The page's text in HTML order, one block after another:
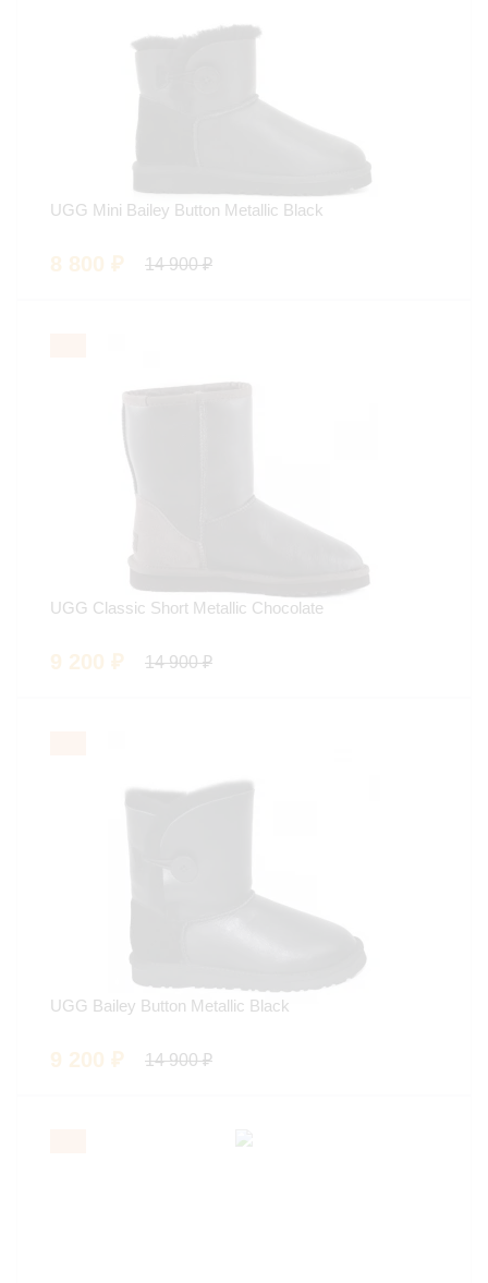
UGG Mini Bailey Button Metallic Black
8 800 ₽ 14 900₽
UGG Classic Short Metallic Chocolate
9 200 ₽ 14 900₽
UGG Bailey Button Metallic Black
9 200 ₽ 14 900₽